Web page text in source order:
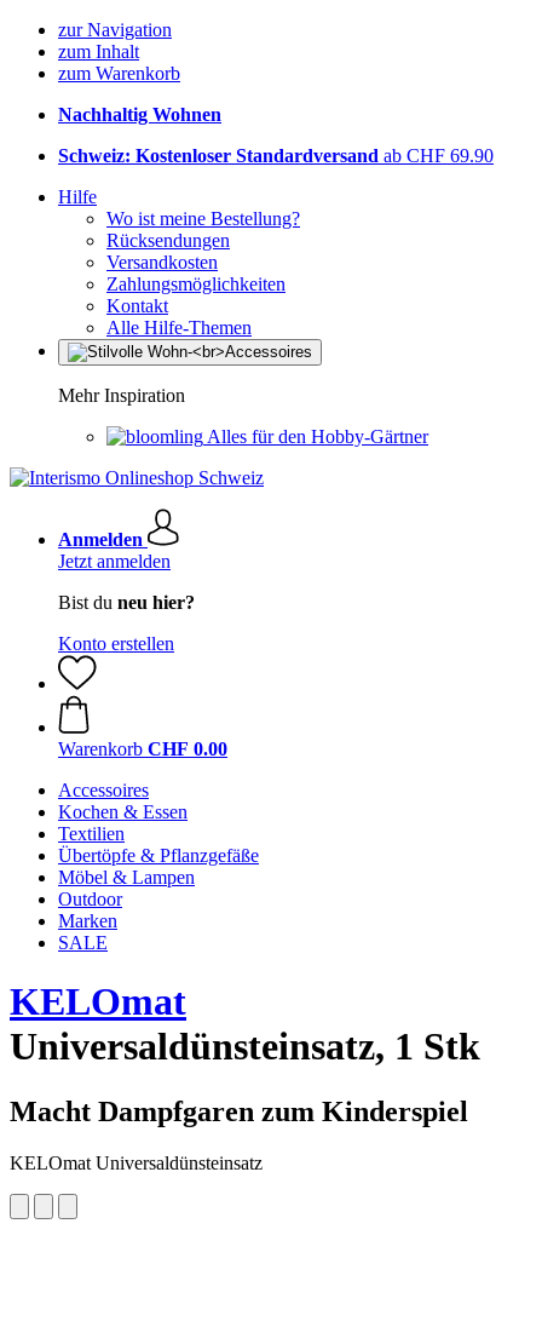
zur Navigation
zum Inhalt
zum Warenkorb
Nachhaltig Wohnen
Schweiz: Kostenloser Standardversand ab CHF 69.90
Hilfe
Wo ist meine Bestellung?
Rücksendungen
Versandkosten
Zahlungsmöglichkeiten
Kontakt
Alle Hilfe-Themen
Mehr Inspiration
Alles für den Hobby-Gärtner
Anmelden
Jetzt anmelden
Bist du neu hier?
Konto erstellen
Warenkorb CHF 0.00
Accessoires
Kochen & Essen
Textilien
Übertöpfe & Pflanzgefäße
Möbel & Lampen
Outdoor
Marken
SALE
KELOmat
Universaldünsteinsatz, 1 Stk
Macht Dampfgaren zum Kinderspiel
KELOmat Universaldünsteinsatz